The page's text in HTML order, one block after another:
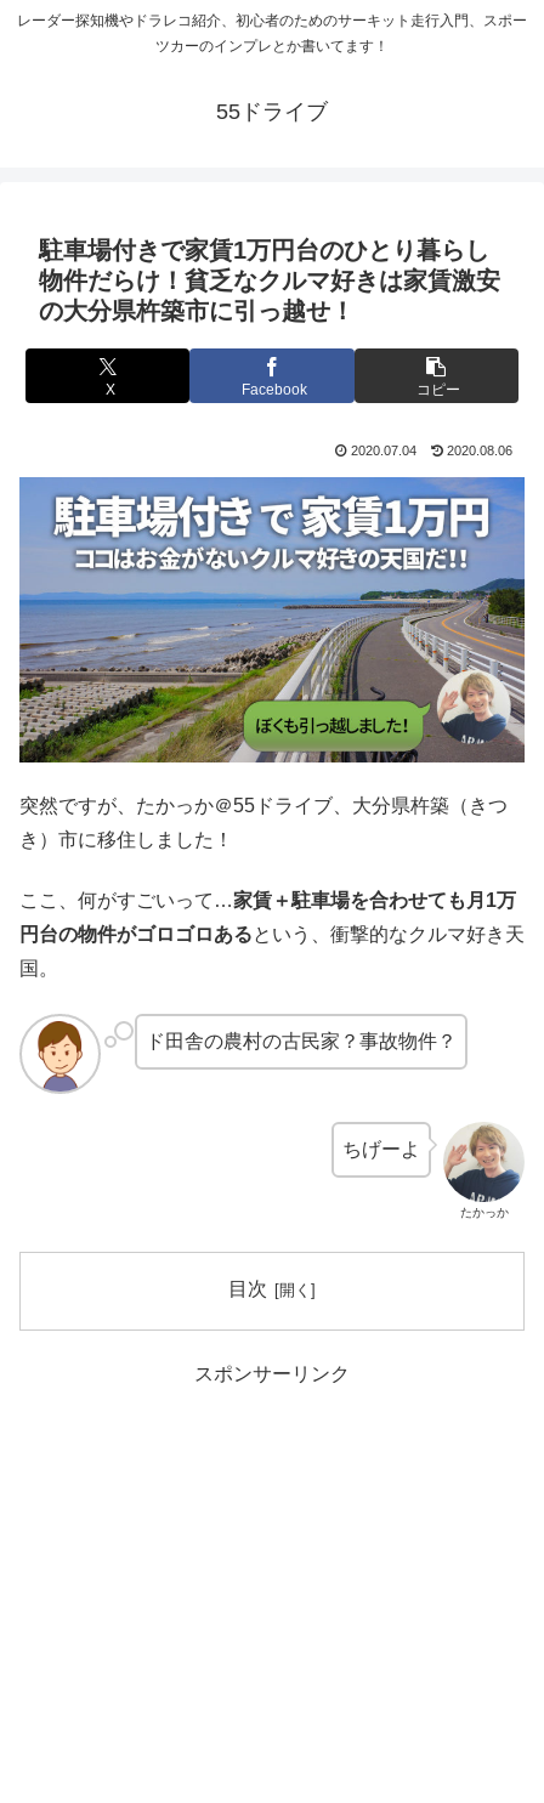
レーダー探知機やドラレコ紹介、初心者のためのサーキット走行入門、スポー
ツカーのインプレとか書いてます！
55ドライブ
駐車場付きで家賃1万円台のひとり暮らし
物件だらけ！貧乏なクルマ好きは家賃激安
の大分県杵築市に引っ越せ！
X Facebook コピー
2020.07.04 2020.08.06
突然ですが、たかっか＠55ドライブ、大分県杵築（きつ
き）市に移住しました！
ここ、何がすごいって…家賃＋駐車場を合わせても月1万
円台の物件がゴロゴロあるという、衝撃的なクルマ好き天
国。
ド田舎の農村の古民家？事故物件？
たかっか
ちげーよ
目次
スポンサーリンク